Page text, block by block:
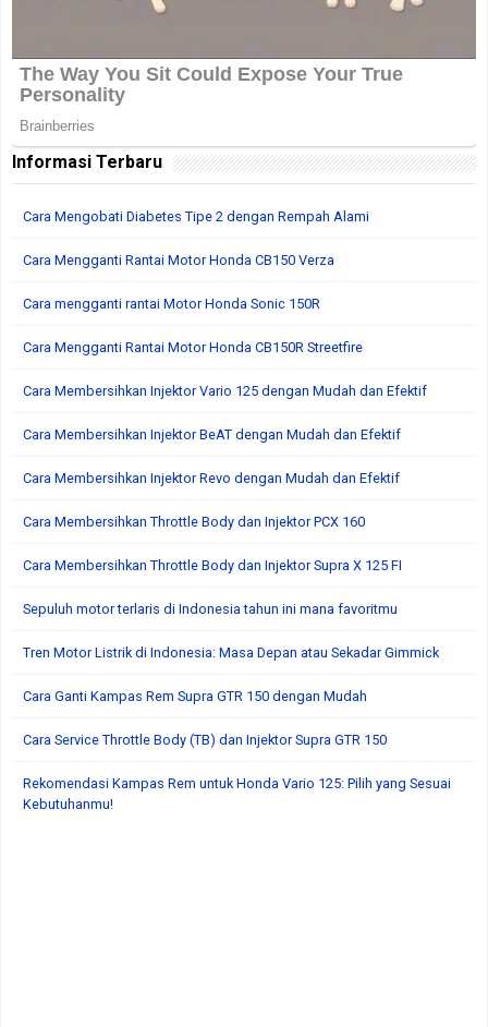
Informasi Terbaru
Cara Mengobati Diabetes Tipe 2 dengan Rempah Alami
Cara Mengganti Rantai Motor Honda CB150 Verza
Cara mengganti rantai Motor Honda Sonic 150R
Cara Mengganti Rantai Motor Honda CB150R Streetfire
Cara Membersihkan Injektor Vario 125 dengan Mudah dan Efektif
Cara Membersihkan Injektor BeAT dengan Mudah dan Efektif
Cara Membersihkan Injektor Revo dengan Mudah dan Efektif
Cara Membersihkan Throttle Body dan Injektor PCX 160
Cara Membersihkan Throttle Body dan Injektor Supra X 125 FI
Sepuluh motor terlaris di Indonesia tahun ini mana favoritmu
Tren Motor Listrik di Indonesia: Masa Depan atau Sekadar Gimmick
Cara Ganti Kampas Rem Supra GTR 150 dengan Mudah
Cara Service Throttle Body (TB) dan Injektor Supra GTR 150
Rekomendasi Kampas Rem untuk Honda Vario 125: Pilih yang Sesuai
Kebutuhanmu!